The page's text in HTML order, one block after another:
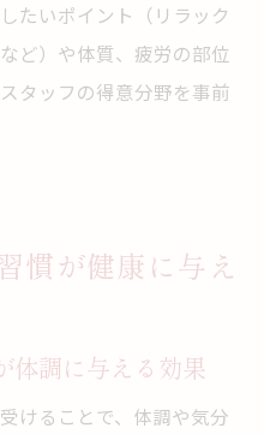
たいポイント（リラック
ど）や体質、疲労の部位
タッフの得意分野を事前
慣が健康に与え
体調に与える効果
けることで、体調や気分